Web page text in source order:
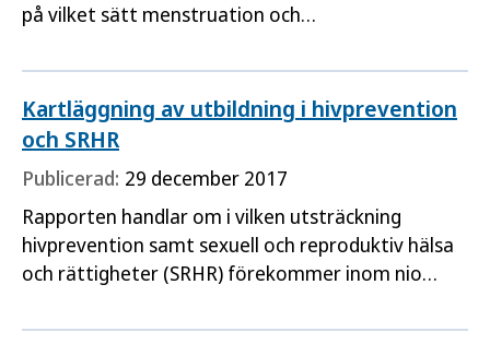
på vilket sätt menstruation och
hälsan bland unga vuxna med erfarenhet av
menstruation i åldrarna 18–29 år.
Kartläggning av utbildning i hivprevention
och SRHR
Publicerad: 29 december 2017
Rapporten handlar om i vilken utsträckning
hivprevention samt sexuell och reproduktiv hälsa
och rättigheter (SRHR) förekommer inom nio
Sverige. Rapporten bygger på en kartläggande